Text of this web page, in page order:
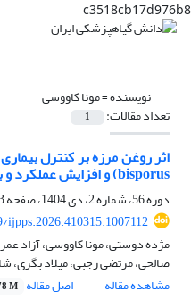
c3518cb17d976b8
نویسنده =مونا کاووسی
تعداد مقالات: 1
bisporus) و افزایش عملکرد و برخی خصوصیات کیفی آن
دوره 56، شماره 2، دی 1404، صفحه
ijpps.2026.410315.1007112
مژده دوستی، مونا کاووسی، آزاد
صالحی، مرتضی رجبی، میلاد بگری،
مشاهده مقاله
اصل مقاله M